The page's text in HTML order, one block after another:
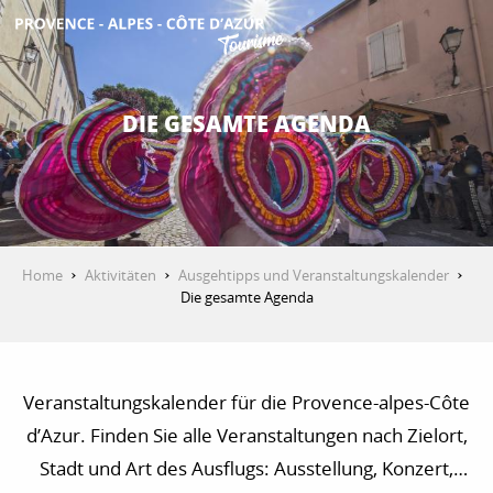
Aller
contenu
principal
ENTDECKEN
AKTIVITÄTEN
AUFENTHALT
DIE GESAMTE AGENDA
Home Aktivitäten
Ausgehtipps und Veranstaltungskalender
Die gesamte Agenda
Veranstaltungskalender für die Provence-alpes-Côte
d’Azur. Finden Sie alle Veranstaltungen nach Zielort,
Stadt und Art des Ausflugs: Ausstellung, Konzert,